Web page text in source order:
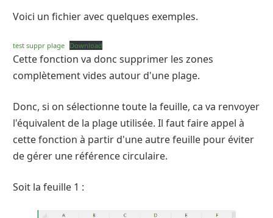
Voici un fichier avec quelques exemples.
test suppr plage Download
Cette fonction va donc supprimer les zones
complètement vides autour d'une plage.
Donc, si on sélectionne toute la feuille, ca va renvoyer
l'équivalent de la plage utilisée. Il faut faire appel à
cette fonction à partir d'une autre feuille pour éviter
de gérer une référence circulaire.
Soit la feuille 1 :